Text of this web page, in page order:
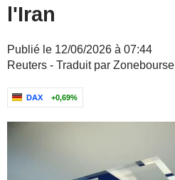
l'Iran
Publié le 12/06/2026 à 07:44
Reuters - Traduit par Zonebourse
DAX +0,69%